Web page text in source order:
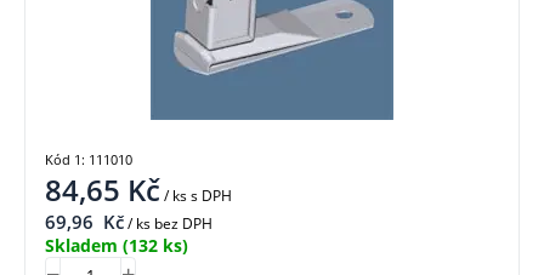
84,65 Kč/ kss DPH
69,96 Kč/ ks bez DPH
Skladem (132 ks)
Kód 1: 111010